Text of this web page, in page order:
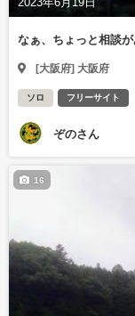
なぁ、ちょっと相談
[大阪府] 大阪府
ソロ フリーサイト
ぞのさん
16